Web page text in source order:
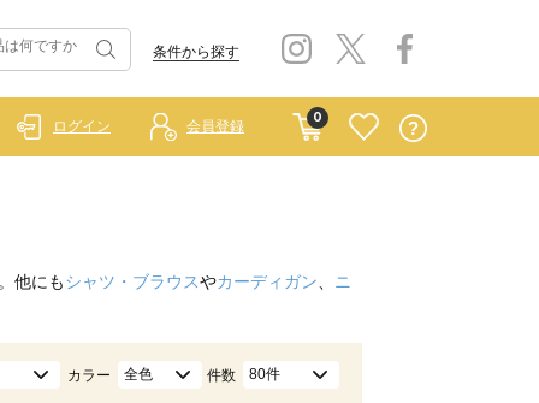
条件から探す
0
ログイン 会員登録
他にもシャツ・ブラウスやカーディガン ニ
カラー 全色 件数 80件